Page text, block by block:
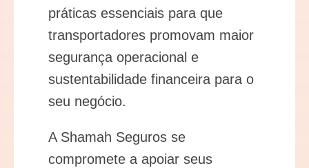
práticas essenciais para que
transportadores promovam maior
segurança operacional e
sustentabilidade financeira para o
seu negócio.
A Shamah Seguros se
compromete a apoiar seus